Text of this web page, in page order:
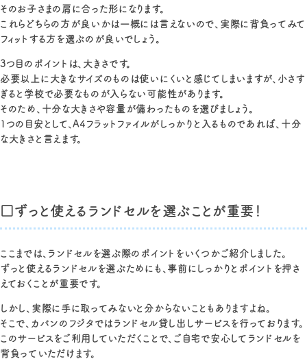
そのお子さまの肩に合った形になります。
これらどちらの方が良いかは一概には言えないので、実際に背負ってみて
フィットする方を選ぶのが良いでしょう。
3つ目のポイントは、大きさです。
必要以上に大きなサイズのものは使いにくいと感じてしまいますが、小さす
ぎると学校で必要なものが入らない可能性があります。
そのため、十分な大きさや容量が備わったものを選びましょう。
1つの目安として、A4フラットファイルがしっかりと入るものであれば、十分
な大きさと言えます。
□ずっと使えるランドセルを選ぶことが重要！
ここまでは、ランドセルを選ぶ際のポイントをいくつかご紹介しました。
ずっと使えるランドセルを選ぶためにも、事前にしっかりとポイントを押さ
えておくことが重要です。
しかし、実際に手に取ってみないと分からないこともありますよね。
そこで、カバンのフジタではランドセル貸し出しサービスを行っております。
このサービスをご利用していただくことで、ご自宅で安心してランドセルを
背負っていただけます。